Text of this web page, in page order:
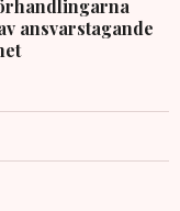
ansvarstagande